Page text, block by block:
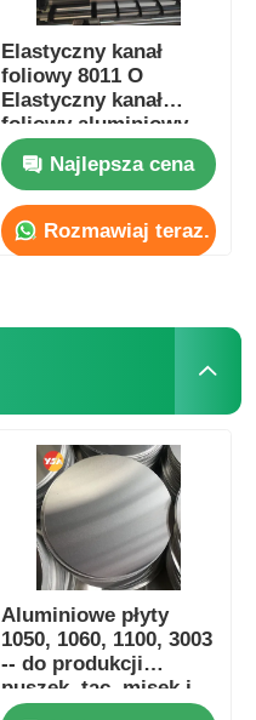
Elastyczny kanał
foliowy 8011 O
Elastyczny kanał
foliowy aluminiowy
Najlepsza cena
Rozmawiaj teraz.
Aluminiowe płyty
1050, 1060, 1100, 3003
-- do produkcji
puszek, tac, misek i
butelek --